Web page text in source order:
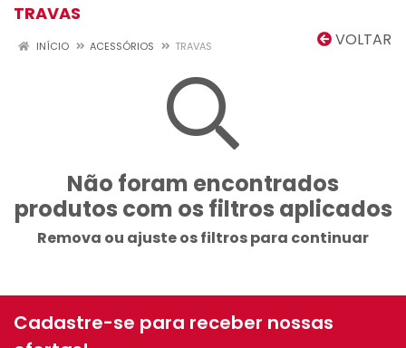
TRAVAS
VOLTAR
INÍCIO ACESSÓRIOS TRAVAS
Não foram encontrados
produtos com os filtros aplicados
Remova ou ajuste os filtros para continuar
Cadastre-se para receber nossas